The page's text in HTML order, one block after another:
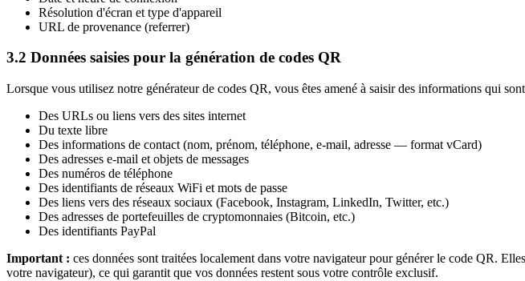
Résolution d'écran et type d'appareil
URL de provenance (referrer)
3.2 Données saisies pour la génération de codes QR
Lorsque vous utilisez notre générateur de codes QR, vous êtes amené à saisir des informations qui
Des URLs ou liens vers des sites internet
Du texte libre
Des informations de contact (nom, prénom, téléphone, e-mail, adresse — format vCard)
Des adresses e-mail et objets de messages
Des numéros de téléphone
Des identifiants de réseaux WiFi et mots de passe
Des liens vers des réseaux sociaux (Facebook, Instagram, LinkedIn, Twitter, etc.)
Des adresses de portefeuilles de cryptomonnaies (Bitcoin, etc.)
Des identifiants PayPal
Important : ces données sont traitées localement dans votre navigateur pour générer le code QR.
votre navigateur), ce qui garantit que vos données restent sous votre contrôle exclusif.